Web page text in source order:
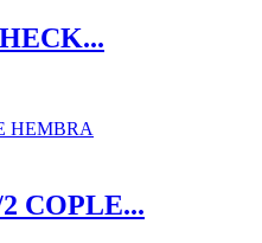
COPLE...